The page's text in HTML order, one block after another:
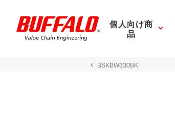
個人向け商
品
BSKBW330BK